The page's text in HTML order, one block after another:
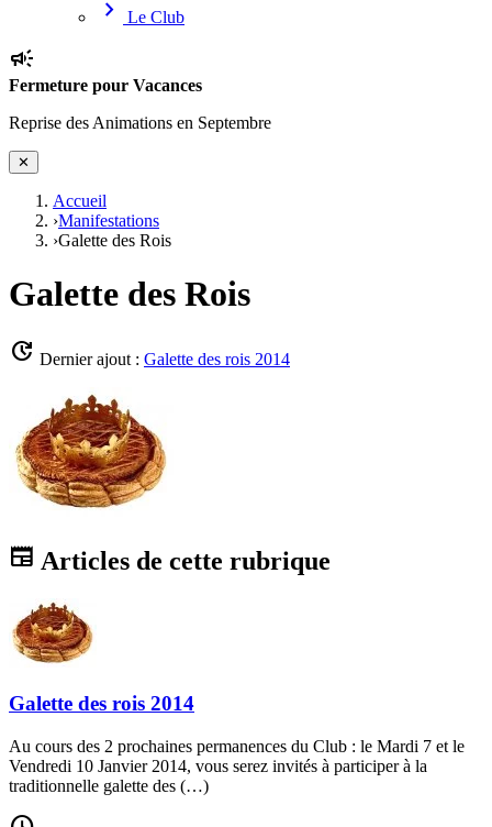
chevron_right Le Club
campaign
Fermeture pour Vacances
Reprise des Animations en Septembre
✕
Accueil
›Manifestations
›Galette des Rois
Galette des Rois
update Dernier ajout : Galette des rois 2014
newspaper Articles de cette rubrique
Galette des rois 2014
Au cours des 2 prochaines permanences du Club : le Mardi 7 et le
Vendredi 10 Janvier 2014, vous serez invités à participer à la
traditionnelle galette des (…)